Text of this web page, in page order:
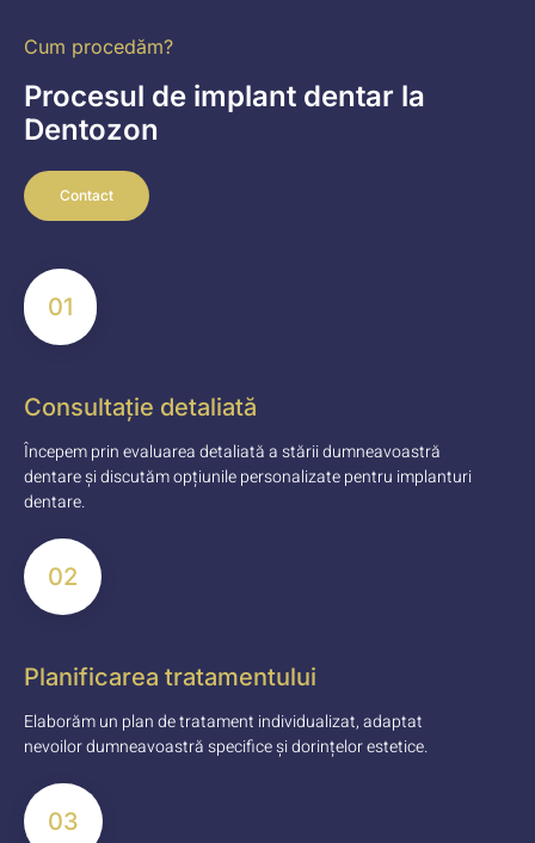
Cum procedăm?
Procesul de implant dentar la
Dentozon
Contact
01
Consultație detaliată
Începem prin evaluarea detaliată a stării dumneavoastră
dentare și discutăm opțiunile personalizate pentru implanturi
dentare.
02
Planificarea tratamentului
Elaborăm un plan de tratament individualizat, adaptat
nevoilor dumneavoastră specifice și dorințelor estetice.
03